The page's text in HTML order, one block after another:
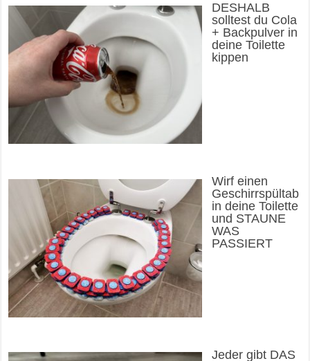
DESHALB
solltest du Cola
+ Backpulver in
deine Toilette
kippen
Wirf einen
Geschirrspültab
in deine Toilette
und STAUNE
WAS
PASSIERT
Jeder gibt DAS